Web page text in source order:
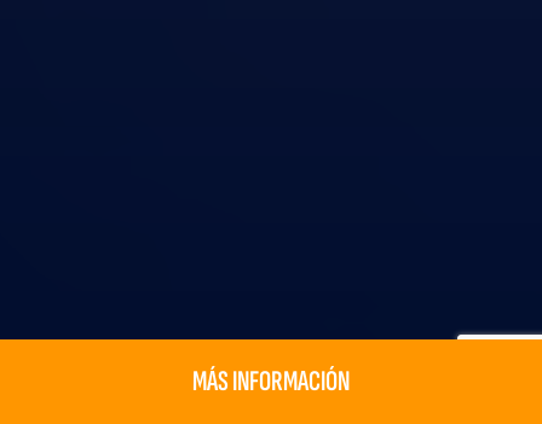
MÁS INFORMACIÓN DESCARGAR BROCHURE
MÁS INFORMACIÓN